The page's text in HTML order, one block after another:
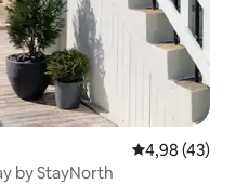
Просечна
4,98 (43)
by StayNorth